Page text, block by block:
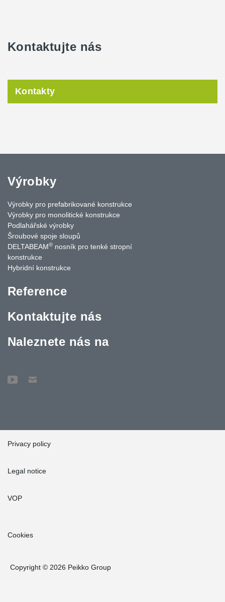
Kontaktujte nás
Kontakty
Výrobky
Výrobky pro prefabrikované konstrukce
Výrobky pro monolitické konstrukce
Podlahářské výrobky
Šroubové spoje sloupů
DELTABEAM® nosník pro tenké stropní
konstrukce
Hybridní konstrukce
Reference
Kontaktujte nás
Naleznete nás na
Privacy policy
Legal notice
VOP
Cookies
Copyright © 2026 Peikko Group